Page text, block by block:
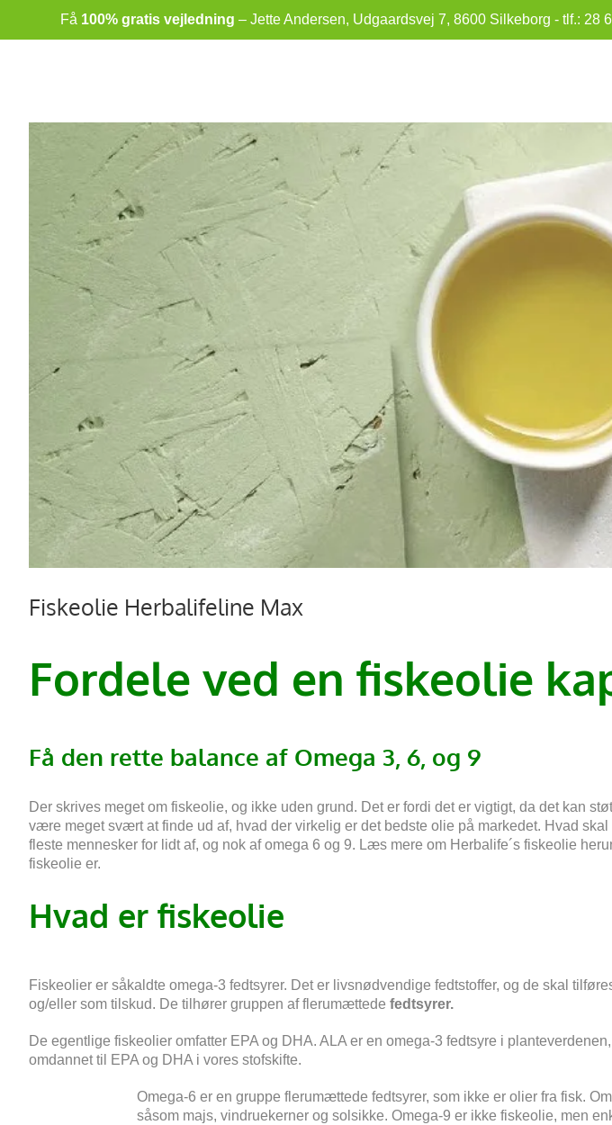
Få 100% gratis vejledning – Jette Andersen, Udgaardsvej 7, 8600 Silkeborg - tlf.: 28
Fiskeolie Herbalifeline Max
Fordele ved en fiskeolie
Få den rette balance af Omega 3, 6, og 9
Der skrives meget om fiskeolie, og ikke uden grund. Det er fordi det er vigtigt, da det kan
være meget svært at finde ud af, hvad der virkelig er det bedste olie på markedet. Hvad
fleste mennesker for lidt af, og nok af omega 6 og 9. Læs mere om Herbalife´s fiskeolie
fiskeolie er.
Hvad er fiskeolie
Fiskeolier er såkaldte omega-3 fedtsyrer. Det er livsnødvendige fedtstoffer, og de skal
og/eller som tilskud. De tilhører gruppen af flerumættede fedtsyrer.
De egentlige fiskeolier omfatter EPA og DHA. ALA er en omega-3 fedtsyre i
omdannet til EPA og DHA i vores stofskifte.
Omega-6 er en gruppe flerumættede fedtsyrer, som ikke er olier fra fisk.
såsom majs, vindruekerner og solsikke. Omega-9 er ikke fiskeolie, men